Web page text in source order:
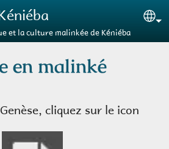
et la culture malinkée de Kéniéba
en malinké
cliquez sur le icon